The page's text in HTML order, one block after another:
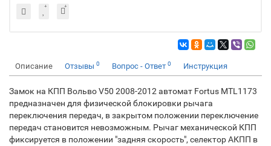
Описание Отзывы 0 Вопрос - Ответ 0 Инструкция
Замок на КПП Вольво V50 2008-2012 автомат Fortus MTL1173
предназначен для физической блокировки рычага
переключения передач, в закрытом положении переключение
передач становится невозможным. Рычаг механической КПП
фиксируется в положении "задняя скорость", селектор АКПП в